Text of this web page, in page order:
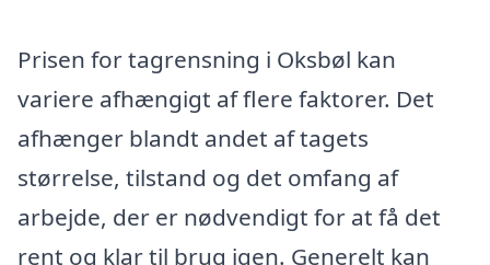
Prisen for tagrensning i Oksbøl kan
variere afhængigt af flere faktorer. Det
afhænger blandt andet af tagets
størrelse, tilstand og det omfang af
arbejde, der er nødvendigt for at få det
rent og klar til brug igen. Generelt kan